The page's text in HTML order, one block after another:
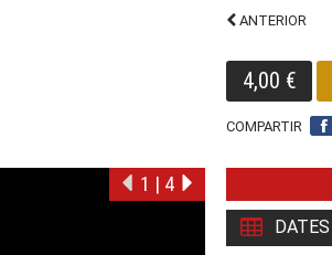
ANTERIOR
4,00 €
COMPARTIR
1 | 4
DATES